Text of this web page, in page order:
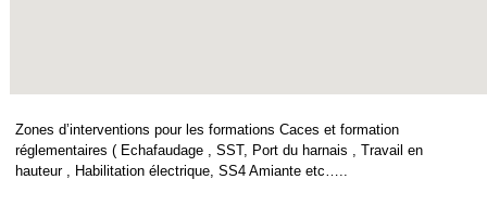
Zones d’interventions pour les formations Caces et formation
réglementaires ( Echafaudage , SST, Port du harnais , Travail en
hauteur , Habilitation électrique, SS4 Amiante etc…..